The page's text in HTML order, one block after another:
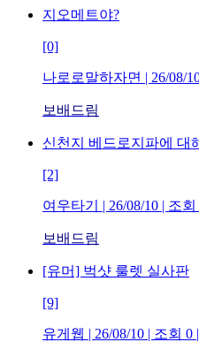
지오메트야?
[0]
나로로말하자면 | 26/08/
보배드림
신천지 베드로지파에 대
[2]
여우타기 | 26/08/10 | 조회
보배드림
[유머] 벅샷 룰렛 실사판
[9]
유게웹 | 26/08/10 | 조회 0 |